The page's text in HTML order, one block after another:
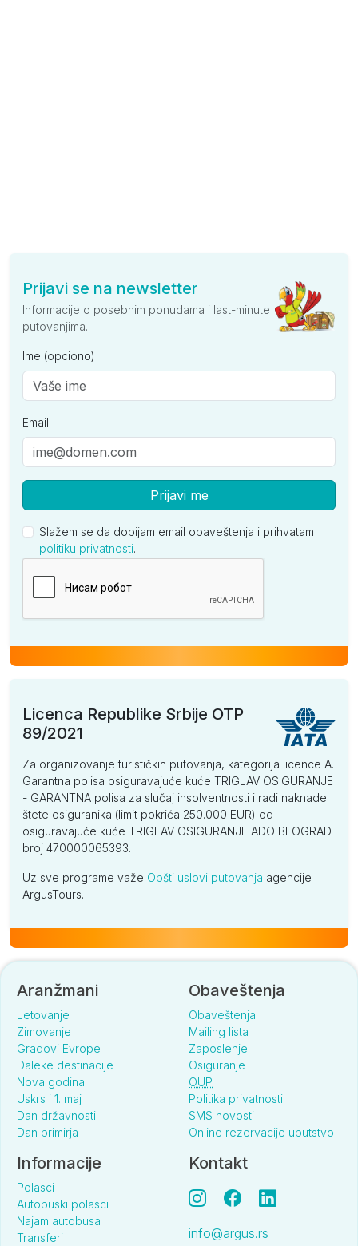
Prijavi se na newsletter
Informacije o posebnim ponudama i last-minute
putovanjima.
Ime (opciono)
Email
Prijavi me
Slažem se da dobijam email obaveštenja i prihvatam
politiku privatnosti.
Licenca Republike Srbije OTP
89/2021
Za organizovanje turističkih putovanja, kategorija licence A.
Garantna polisa osiguravajuće kuće TRIGLAV OSIGURANJE
- GARANTNA polisa za slučaj insolventnosti i radi naknade
štete osiguranika (limit pokrića 250.000 EUR) od
osiguravajuće kuće TRIGLAV OSIGURANJE ADO BEOGRAD
broj 470000065393.
Uz sve programe važe Opšti uslovi putovanja agencije
ArgusTours.
Aranžmani
Letovanje
Zimovanje
Gradovi Evrope
Daleke destinacije
Nova godina
Uskrs i 1. maj
Dan državnosti
Dan primirja
Obaveštenja
Obaveštenja
Mailing lista
Zaposlenje
Osiguranje
OUP
Politika privatnosti
SMS novosti
Online rezervacije uputstvo
Informacije
Polasci
Autobuski polasci
Najam autobusa
Transferi
Kontakt
info@argus.rs